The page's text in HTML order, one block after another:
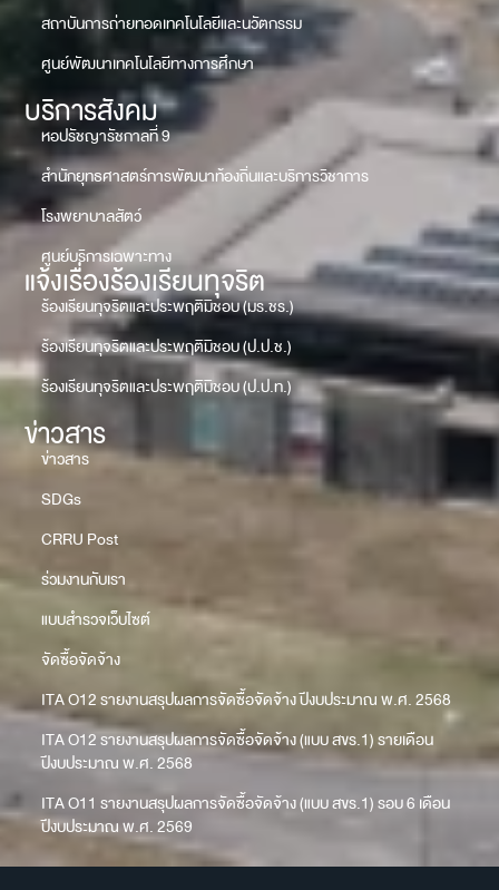
สถาบันการถ่ายทอดเทคโนโลยีและนวัตกรรม
ศูนย์พัฒนาเทคโนโลยีทางการศึกษา
บริการสังคม
หอปรัชญารัชกาลที่ 9
สำนักยุทธศาสตร์การพัฒนาท้องถิ่นและบริการวิชาการ
โรงพยาบาลสัตว์
ศูนย์บริการเฉพาะทาง
แจ้งเรื่องร้องเรียนทุจริต
ร้องเรียนทุจริตและประพฤติมิชอบ (มร.ชร.)
ร้องเรียนทุจริตและประพฤติมิชอบ (ป.ป.ช.)
ร้องเรียนทุจริตและประพฤติมิชอบ (ป.ป.ท.)
ข่าวสาร
ข่าวสาร
SDGs
CRRU Post
ร่วมงานกับเรา
แบบสำรวจเว็บไซต์
จัดซื้อจัดจ้าง
ITA O12 รายงานสรุปผลการจัดซื้อจัดจ้าง ปีงบประมาณ พ.ศ. 2568
ITA O12 รายงานสรุปผลการจัดซื้อจัดจ้าง (แบบ สขร.1) รายเดือน
ปีงบประมาณ พ.ศ. 2568
ITA O11 รายงานสรุปผลการจัดซื้อจัดจ้าง (แบบ สขร.1) รอบ 6 เดือน
ปีงบประมาณ พ.ศ. 2569